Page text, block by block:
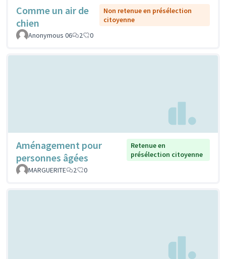
Comme un air de
chien
Non retenue en présélection
citoyenne
Anonymous 06
2 0
Aménagement pour
personnes âgées
Retenue en
présélection citoyenne
MARGUERITE
2 0